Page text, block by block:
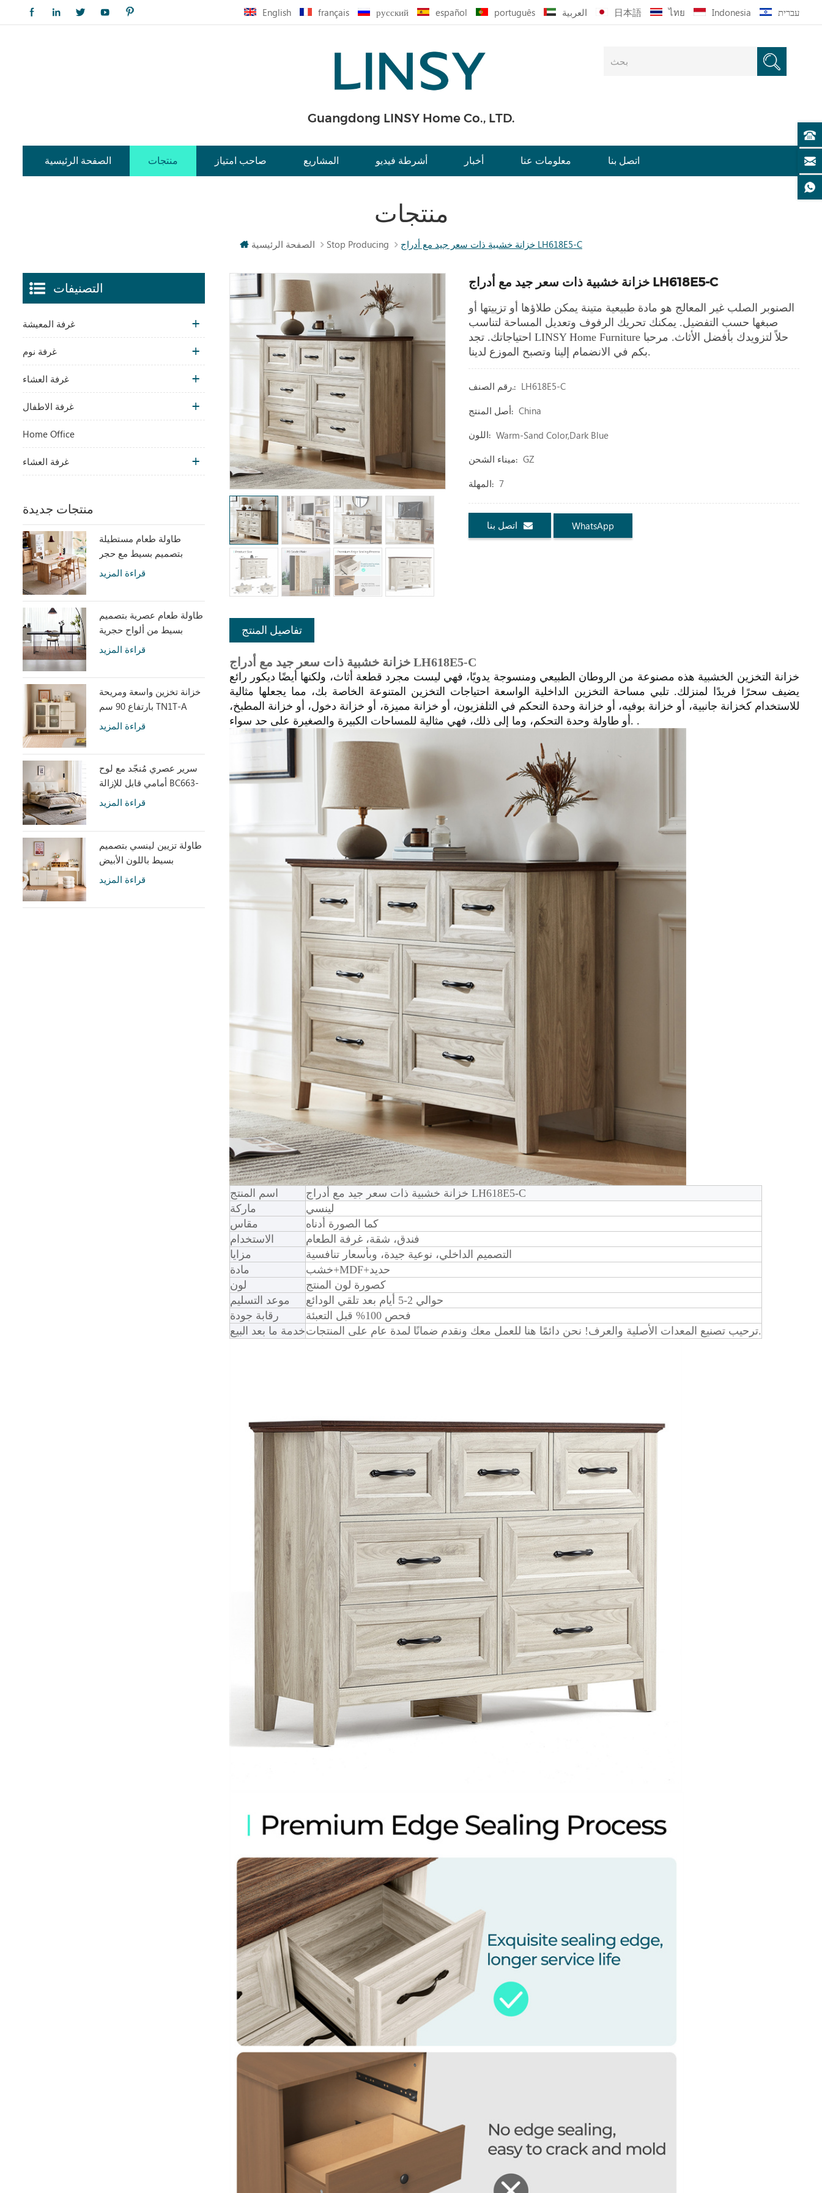
English français русский español português العربية 日本語 ไทย Indonesia עברית
Guangdong LINSY Home Co., LTD.
الصفحة الرئيسية منتجات صاحب امتياز المشاريع أشرطة فيديو أخبار معلومات عنا اتصل بنا
منتجات
الصفحة الرئيسية Stop Producing خزانة خشبية ذات سعر جيد مع أدراج LH618E5-C
خزانة خشبية ذات سعر جيد مع أدراج LH618E5-C
الصنوبر الصلب غير المعالج هو مادة طبيعية متينة يمكن طلاؤها أو تزييتها أو
صبغها حسب التفضيل. يمكنك تحريك الرفوف وتعديل المساحة لتناسب
احتياجاتك. تجد LINSY Home Furniture حلاً لتزويدك بأفضل الأثاث. مرحبا
بكم في الانضمام إلينا وتصبح الموزع لدينا.
رقم الصنف.: LH618E5-C
أصل المنتج: China
اللون: Warm-Sand Color,dark Blue
ميناء الشحن: GZ
المهلة: 7
اتصل بنا WhatsApp
تفاصيل المنتج
خزانة خشبية ذات سعر جيد مع أدراج LH618E5-C
خزانة التخزين الخشبية هذه مصنوعة من الروطان الطبيعي ومنسوجة يدويًا، فهي ليست مجرد قطعة أثاث، ولكنها أيضًا ديكور رائع
يضيف سحرًا فريدًا لمنزلك. تلبي مساحة التخزين الداخلية الواسعة احتياجات التخزين المتنوعة الخاصة بك، مما يجعلها مثالية
للاستخدام كخزانة جانبية، أو خزانة بوفيه، أو خزانة وحدة التحكم في التلفزيون، أو خزانة مميزة، أو خزانة دخول، أو خزانة المطبخ،
أو طاولة وحدة التحكم، وما إلى ذلك، فهي مثالية للمساحات الكبيرة والصغيرة على حد سواء. .
اسم المنتج
خزانة خشبية ذات سعر جيد مع أدراج LH618E5-C
ماركة
لينسي
مقاس
كما الصورة أدناه
الاستخدام
فندق، شقة، غرفة الطعام
مزايا
التصميم الداخلي، نوعية جيدة، وبأسعار تنافسية
مادة
خشب+MDF+حديد
لون
كصورة لون المنتج
موعد التسليم
حوالي 2-5 أيام بعد تلقي الودائع
رقابة جودة
فحص 100% قبل التعبئة
خدمة ما بعد البيع
ترحيب تصنيع المعدات الأصلية والعرف! نحن دائمًا هنا للعمل معك ونقدم ضمانًا لمدة عام على المنتجات.
التصنيفات
غرفة المعيشة
غرفة نوم
غرفة العشاء
غرفة الاطفال
Home Office
غرفة العشاء
منتجات جديدة
طاولة طعام مستطيلة
بتصميم بسيط مع حجر
متكلس LH586R4-Cقراءة المزيد
طاولة طعام عصرية بتصميم
بسيط من ألواح حجرية
رمادية مع أكريليك شفاف
RI2R-B
قراءة المزيد
خزانة تخزين واسعة ومريحة
بارتفاع 90 سم TN1T-A
قراءة المزيد
سرير عصري مُنجّد مع لوح
أمامي قابل للإزالة BC663-
قراءة المزيد
طاولة تزيين لينسي بتصميم
بسيط باللون الأبيض
قراءة المزيد